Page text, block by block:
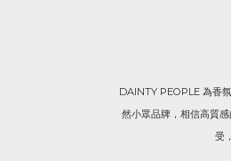
DAINTY PEOPLE 為香
然小眾品牌，相信高質
受